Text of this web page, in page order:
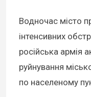
Водночас місто
інтенсивних
російська армія
руйнування
по населеному